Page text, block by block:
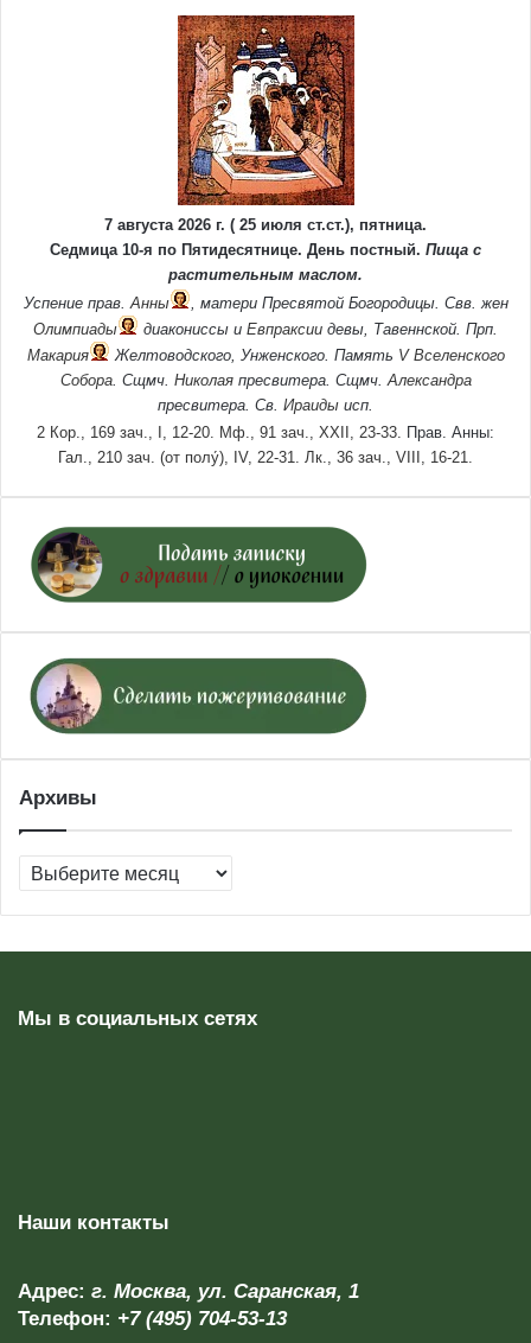
7 августа 2026 г. ( 25 июля ст.ст.), пятница.
Седмица 10-я по Пятидесятнице. День постный. Пища с
растительным маслом.
Успение прав. Анны
, матери Пресвятой Богородицы. Свв. жен
Олимпиады
диакониссы и Евпраксии девы, Тавеннской. Прп.
Макария
Желтоводского, Унженского. Память V Вселенского
Собора. Сщмч. Николаяпресвитера. Сщмч. Александра
пресвитера. Св. Ираиды исп.
2 Кор., 169 зач., I, 12-20.
Мф., 91 зач., XXII, 23-33.
Прав. Анны:
Гал., 210 зач. (от полу́), IV, 22-31.
Лк., 36 зач., VIII, 16-21.
Архивы
Архивы
Мы в социальных сетях
Наши контакты
Адрес: г. Москва, ул. Саранская, 1
Телефон: +7 (495) 704-53-13